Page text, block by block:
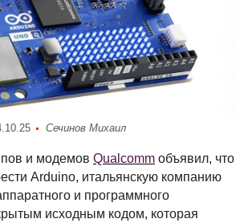
Сечинов Михаил
и модемов Qualcomm объявил, что
Arduino, итальянскую компанию
и программного
исходным кодом, которая